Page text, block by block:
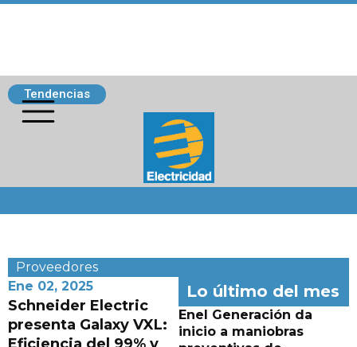
Tendencias
Proveedores
Ene 02, 2025
Schneider Electric
presenta Galaxy VXL:
Lo último del mes
Enel Generación da
inicio a maniobras